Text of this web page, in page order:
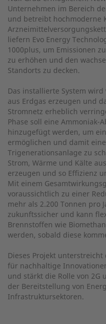
Unternehmen im Bereich
und betreibt hochmoderne
liefern Evo Energy
1000plus, um Emissionen
zu erhöhen und den
Standorts zu decken.
Das installierte System
aus Erdgas erzeugen und
Stromnetz erheblich
Phase soll eine Ammoniak-
hinzugefügt werden, um
ermöglichen und damit
Trigenerationsanlage zu
Strom, Wärme und Kälte
erzeugen und so Effizienz
Mit einem
voraussichtlich zu einer
mehr als 2.200 Tonnen pro
zukunftssicher und kann
Brennstoffen wie
werden, sobald diese
Dieses Projekt unterstreicht
für nachhaltige
und stärkt die Rolle von 2G
der Bereitstellung von
Infrastruktursektoren.